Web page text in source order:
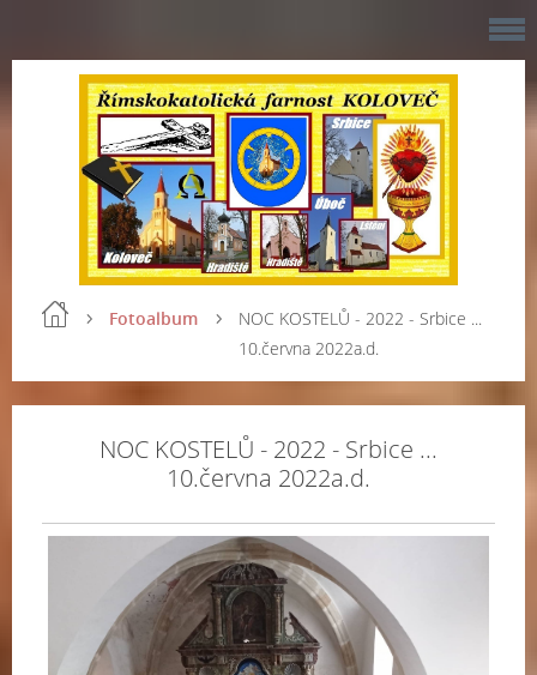
Fotoalbum
NOC KOSTELŮ - 2022 - Srbice ...
10.června 2022a.d.
NOC KOSTELŮ - 2022 - Srbice ...
10.června 2022a.d.